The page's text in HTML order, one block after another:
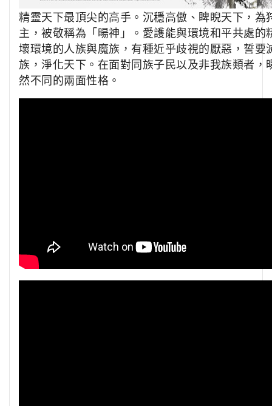
精靈天下最頂尖的高手。沉穩高傲、睥睨天下，為
主，被敬稱為「暘神」。愛護能與環境和平共處的
壞環境的人族與魔族，有種近乎歧視的厭惡，誓要
族，淨化天下。在面對同族子民以及非我族類者，
然不同的兩面性格。